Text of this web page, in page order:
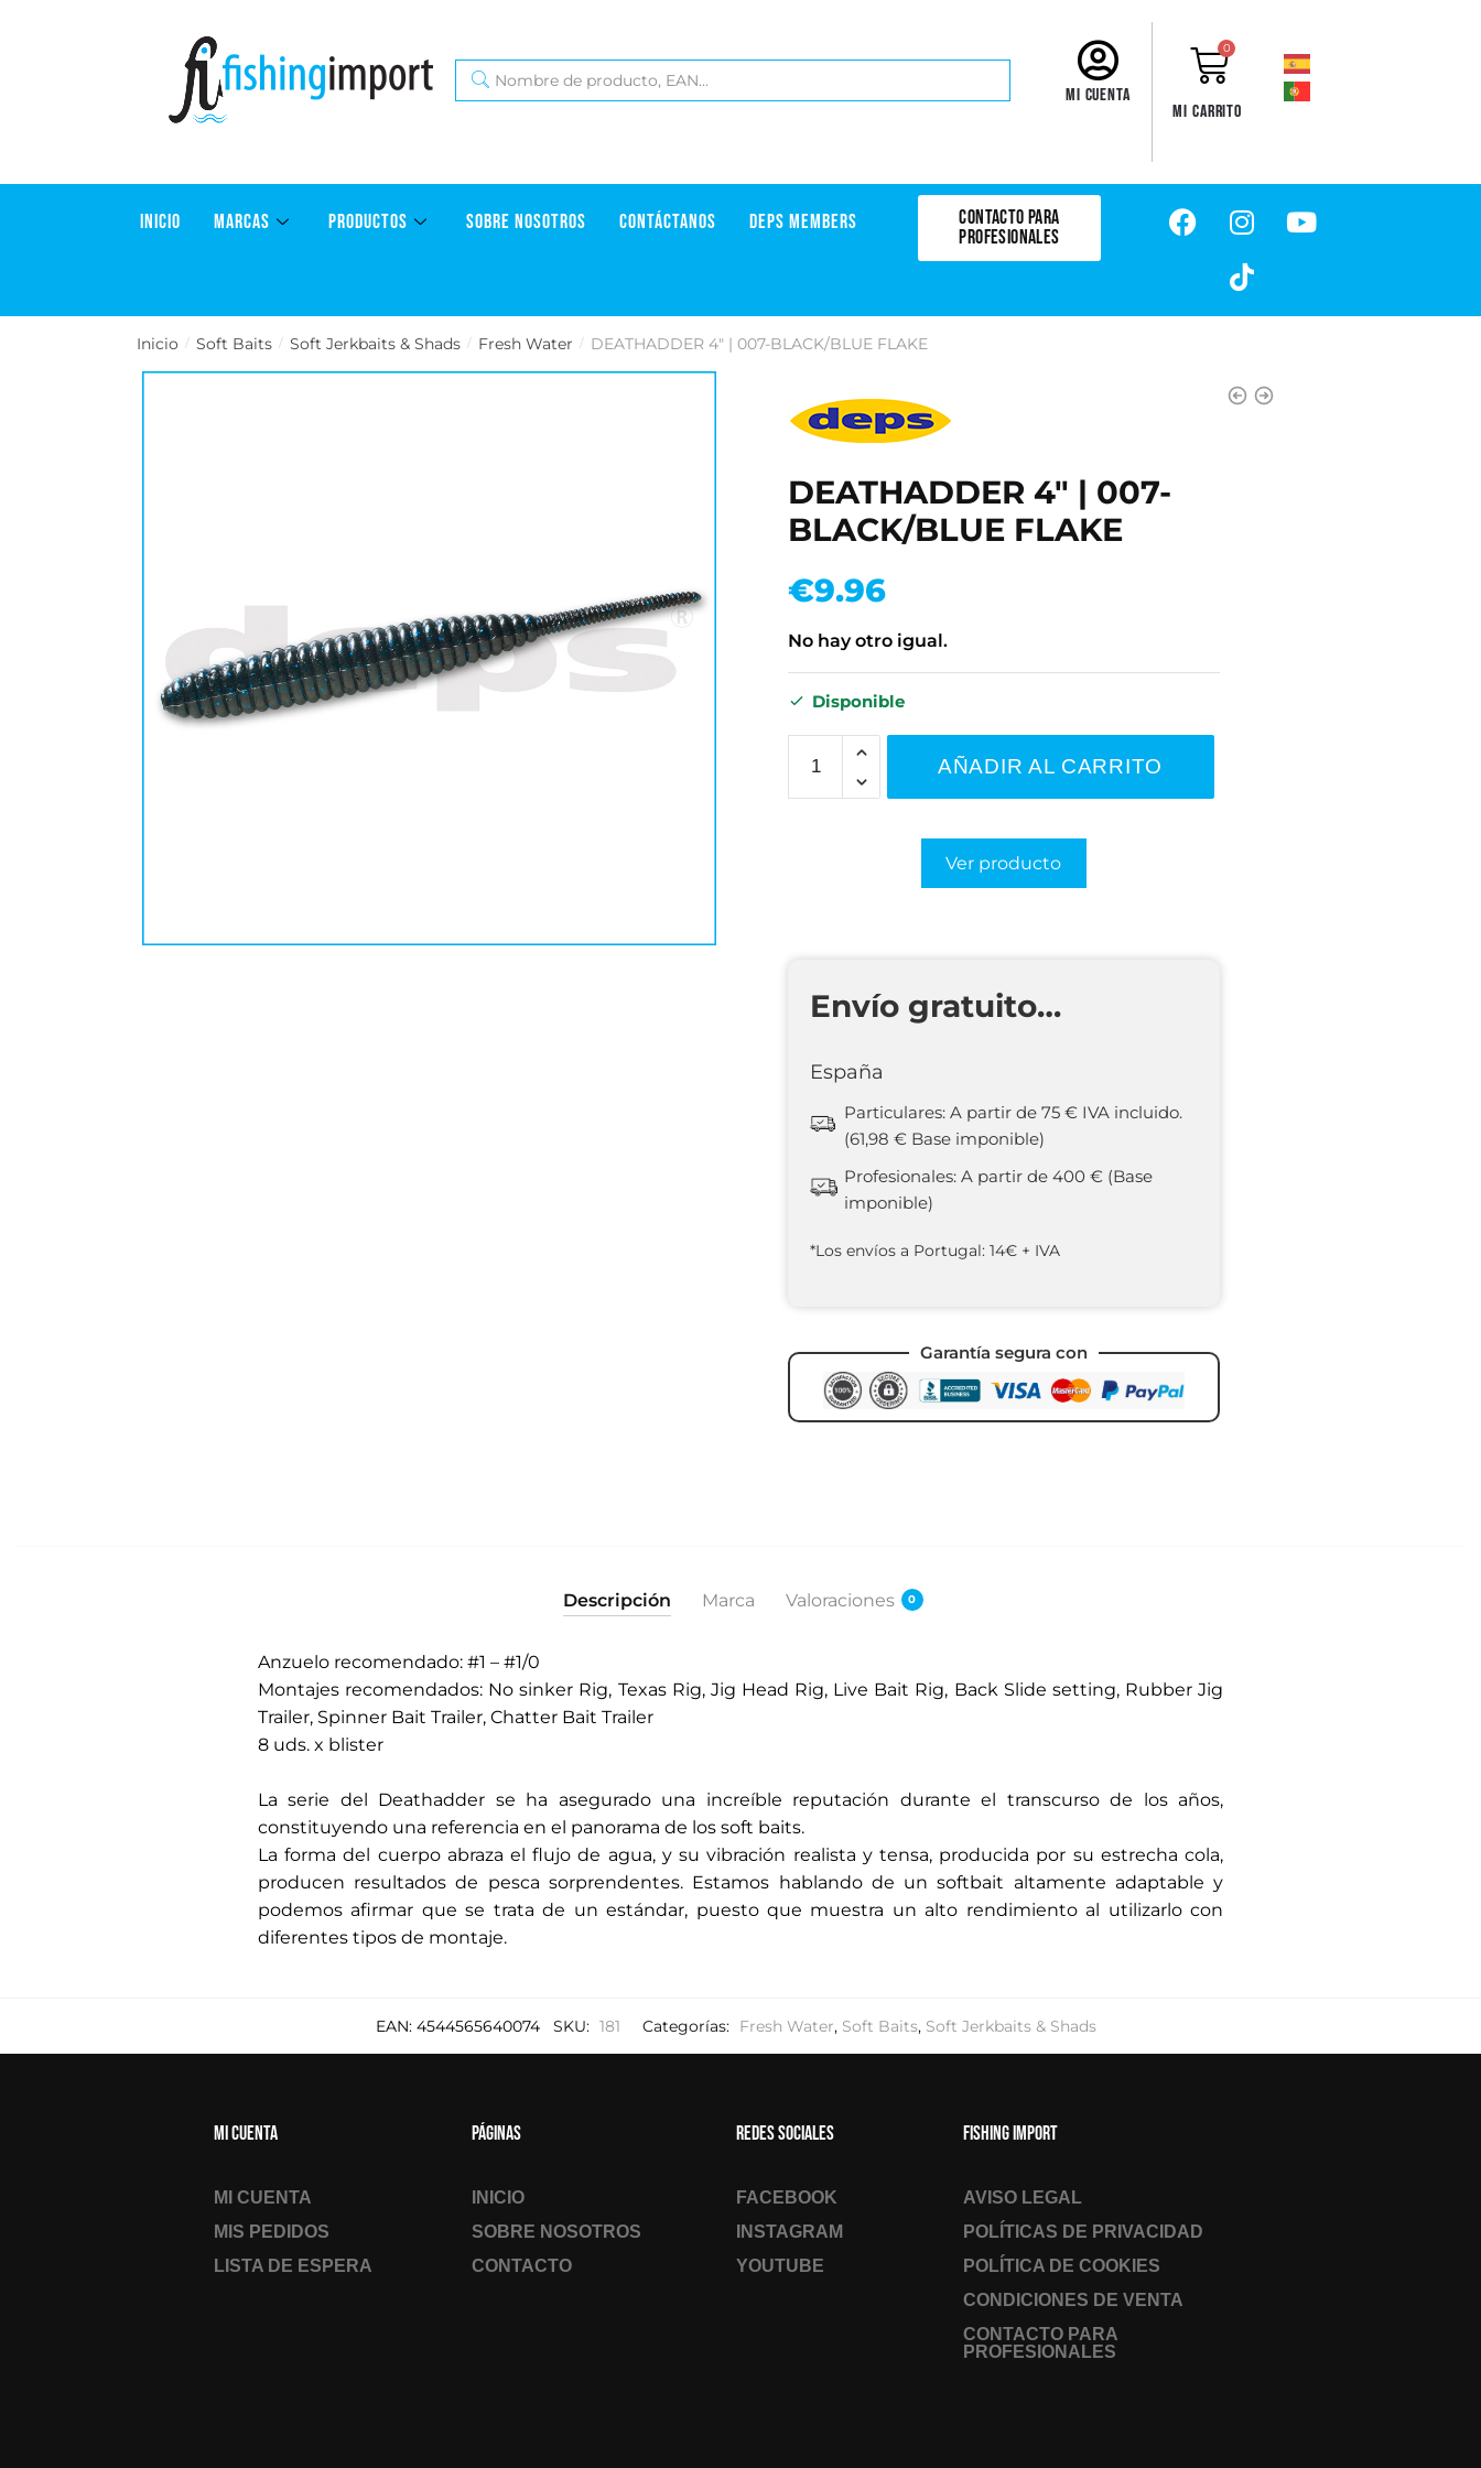
Mi cuenta
0
Mi carrito
INICIO MARCAS PRODUCTOS SOBRE NOSOTROS CONTÁCTANOS DEPS MEMBERS
CONTACTO PARA
PROFESIONALES
Inicio / Soft Baits / Soft Jerkbaits & Shads / Fresh Water / DEATHADDER 4" | 007-BLACK/BLUE FLAKE
DEATHADDER 4" | 007-
BLACK/BLUE FLAKE
€9.96
No hay otro igual.
Disponible
AÑADIR AL CARRITO
Ver producto
Envío gratuito…
España
Particulares: A partir de 75 € IVA incluido.
(61,98 € Base imponible)
Profesionales: A partir de 400 € (Base
imponible)
*Los envíos a Portugal: 14€ + IVA
Garantía segura con
Descripción Marca Valoraciones 0
Anzuelo recomendado: #1 – #1/0
Montajes recomendados: No sinker Rig, Texas Rig, Jig Head Rig, Live Bait Rig, Back Slide setting, Rubber Jig
Trailer, Spinner Bait Trailer, Chatter Bait Trailer
8 uds. x blister
La serie del Deathadder se ha asegurado una increíble reputación durante el transcurso de los años,
constituyendo una referencia en el panorama de los soft baits.
La forma del cuerpo abraza el flujo de agua, y su vibración realista y tensa, producida por su estrecha cola,
producen resultados de pesca sorprendentes. Estamos hablando de un softbait altamente adaptable y
podemos afirmar que se trata de un estándar, puesto que muestra un alto rendimiento al utilizarlo con
diferentes tipos de montaje.
EAN: 4544565640074 SKU: 181 Categorías: Fresh Water, Soft Baits, Soft Jerkbaits & Shads
Mi cuenta
MI CUENTA
MIS PEDIDOS
LISTA DE ESPERA
Páginas
INICIO
SOBRE NOSOTROS
CONTACTO
Redes sociales
FACEBOOK
INSTAGRAM
YOUTUBE
Fishing Import
AVISO LEGAL
POLÍTICAS DE PRIVACIDAD
POLÍTICA DE COOKIES
CONDICIONES DE VENTA
CONTACTO PARA
PROFESIONALES